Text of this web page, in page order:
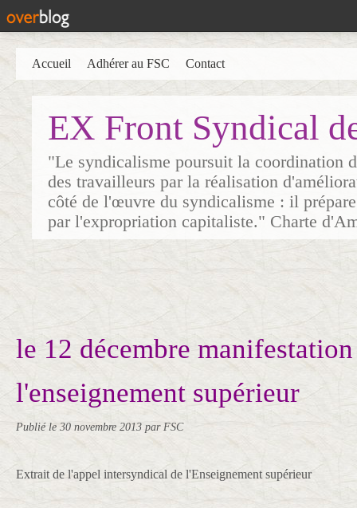
EX Front Syndical
"Le syndicalisme poursuit la coordination
des travailleurs par la réalisation
côté de l'œuvre du syndicalisme : il
par l'expropriation capitaliste." Charte
Accueil Adhérer au FSC Contact
le 12 décembre
l'enseignement supérieur
Publié le 30 novembre 2013 par FSC
Extrait de l'appel intersyndical de l'Enseignement supérieur